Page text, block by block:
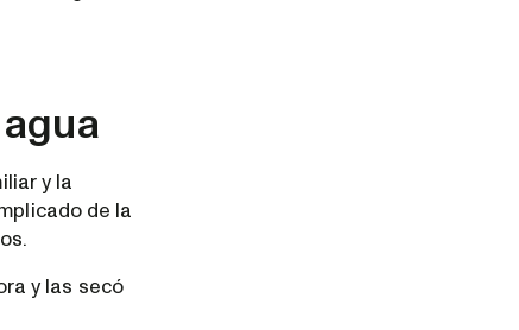
y la
de la
y las secó